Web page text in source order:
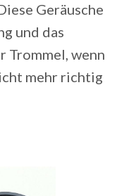
Geräusche
und das
Trommel, wenn
mehr richtig